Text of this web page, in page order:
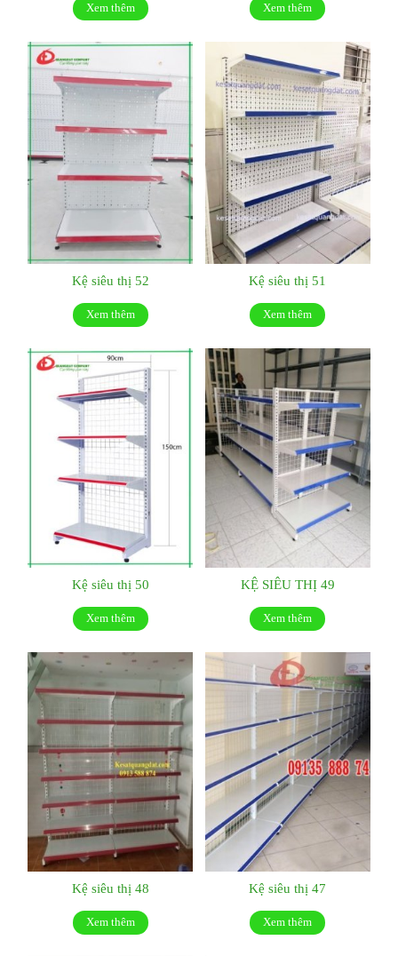
Xem thêm Xem thêm
Kệ siêu thị 52
Xem thêm
Kệ siêu thị 51
Xem thêm
Kệ siêu thị 50
Xem thêm
KỆ SIÊU THỊ 49
Xem thêm
Kệ siêu thị 48
Xem thêm
Kệ siêu thị 47
Xem thêm